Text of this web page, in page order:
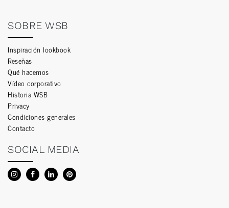
SOBRE WSB
Inspiración lookbook
Reseñas
Qué hacemos
Vídeo corporativo
Historia WSB
Privacy
Condiciones generales
Contacto
SOCIAL MEDIA